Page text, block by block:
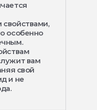
особенно
вам
свой
и не